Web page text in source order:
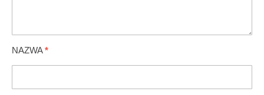
NAZWA*